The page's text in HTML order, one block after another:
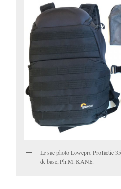
Le sac photo Lowepro ProTactic
de base, Ph.M. KANE.